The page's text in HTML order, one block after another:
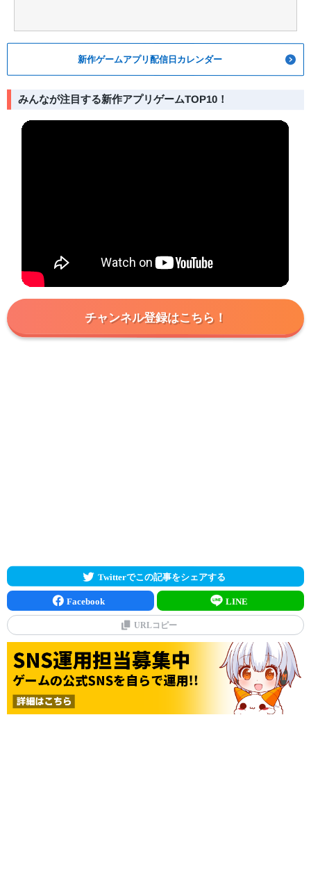
新作ゲームアプリ配信日カレンダー
みんなが注目する新作アプリゲームTOP10！
チャンネル登録はこちら！
Twitterでこの記事をシェアする
Facebook LINE
URLコピー